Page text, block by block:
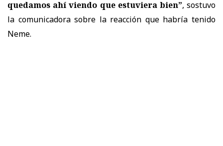
quedamos ahí viendo que estuviera bien”, sostuvo
la comunicadora sobre la reacción que habría tenido
Neme.